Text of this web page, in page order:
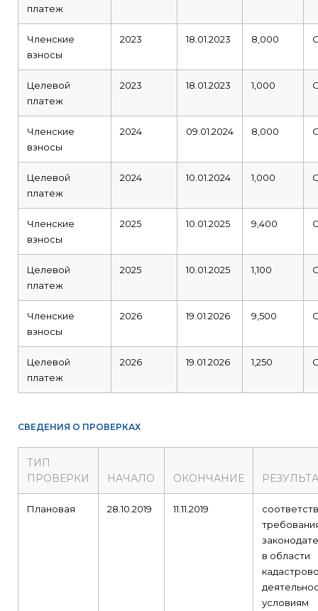
платеж
Членские
взносы
2023 18.01.2023 8,000
Целевой
платеж
2023 18.01.2023 1,000
Членские
взносы
2024 09.01.2024 8,000
Целевой
платеж
2024 10.01.2024 1,000
Членские
взносы
2025 10.01.2025 9,400
Целевой
платеж
2025 10.01.2025 1,100
Членские
взносы
2026 19.01.2026 9,500
Целевой
платеж
2026 19.01.2026 1,250
СВЕДЕНИЯ О ПРОВЕРКАХ
ТИП
ПРОВЕРКИ
НАЧАЛО ОКОНЧАНИЕ
Плановая 28.10.2019 11.11.2019
в области
условиям